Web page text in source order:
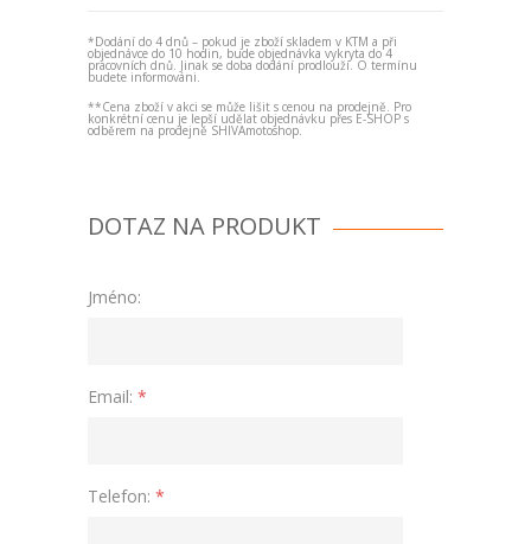
*Dodání do 4 dnů – pokud je zboží skladem v KTM a při
objednávce do 10 hodin, bude objednávka vykryta do 4
pracovních dnů. Jinak se doba dodání prodlouží. O termínu
budete informováni.
**Cena zboží v akci se může lišit s cenou na prodejně. Pro
konkrétní cenu je lepší udělat objednávku přes E-SHOP s
odběrem na prodejně SHIVAmotoshop.
DOTAZ NA PRODUKT
Jméno:
Email: *
Telefon: *